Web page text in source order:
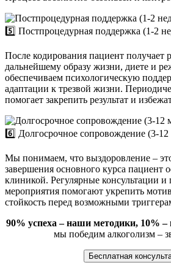
5️⃣ Постпроцедурная поддержка (1-2
После кодирования пациент получает
дальнейшему образу жизни, диете и
обеспечиваем психологическую
адаптации к трезвой жизни.
помогает закрепить результат и
6️⃣ Долгосрочное сопровождение (3-12
Мы понимаем, что выздоровление –
завершения основного курса пациент
клиникой. Регулярные консультации
мероприятия помогают укрепить
стойкость перед возможными
90% успеха – наши методики, 10%
мы победим алкоголизм –
Бесплатная